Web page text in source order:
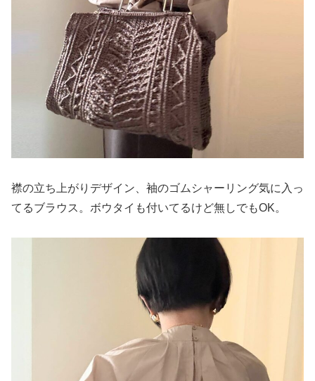
襟の立ち上がりデザイン、袖のゴムシャーリング気に入っ
てるブラウス。ボウタイも付いてるけど無しでもOK。